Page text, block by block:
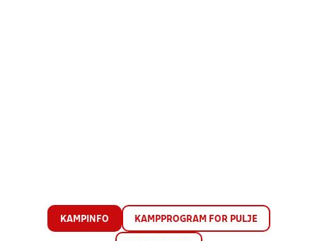
KAMPINFO KAMPPROGRAM FOR PULJE